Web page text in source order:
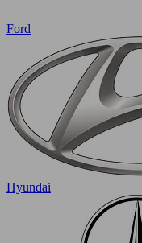
Ford
Hyundai